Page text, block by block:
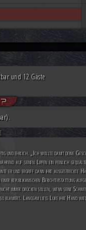
und 12 Gäste
und ehrlich. „Ich wollte damit deine
auf seinen Lippen ein peinlich
er und ergriff dann ihre ausgestreckte
republikanischen Berichterstattung
immer drücken sollen, wenn seine
blamiert. Langsam ließ Luke ihre Hand